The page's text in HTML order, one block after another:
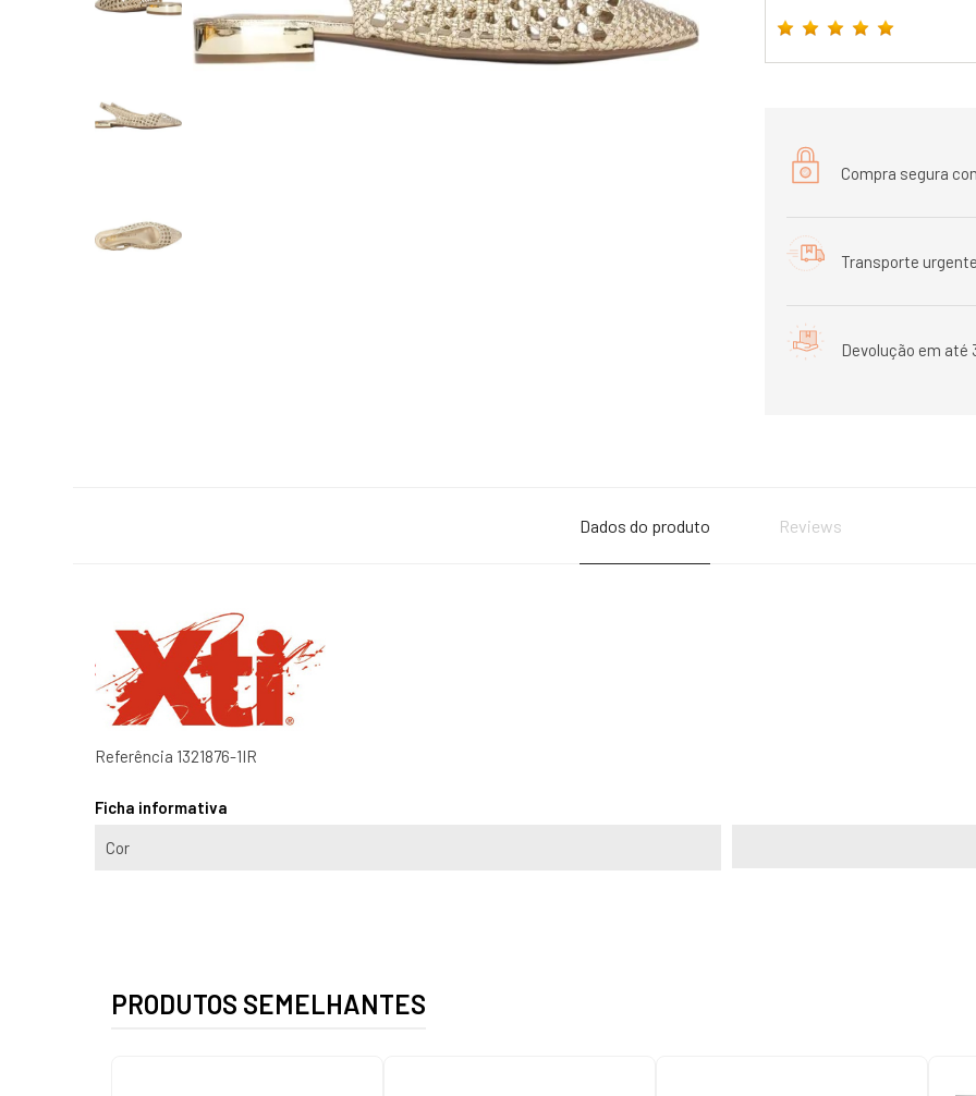
Compra segura
Transporte
Devolução em até
Dados do produto Reviews
Referência 1321876-1IR
Ficha informativa
Cor
PRODUTOS SEMELHANTES